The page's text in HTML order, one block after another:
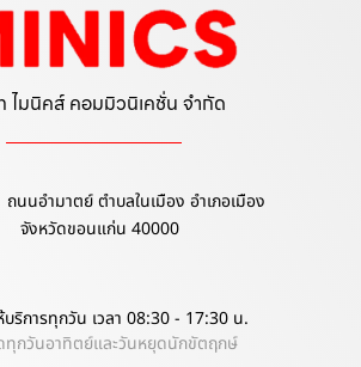
ไมนิคส์ คอมมิวนิเคชั่น จำกัด
นนอำมาตย์ ตำบลในเมือง อำเภอเมือง
จังหวัดขอนแก่น 40000
บริการทุกวัน เวลา 08:30 - 17:30 น.
ทุกวันอาทิตย์และวันหยุดนักขัตฤกษ์